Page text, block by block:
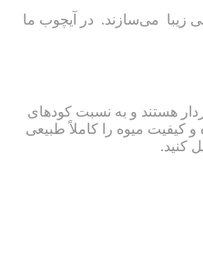
زیبا می‌سازند. در آیچوب ما
هستند و به نسبت کودهای
کیفیت میوه را کاملاً طبیعی
کنید.